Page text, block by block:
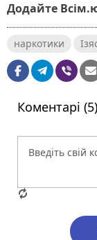
Додайте
наркотики
Коментарі (5)